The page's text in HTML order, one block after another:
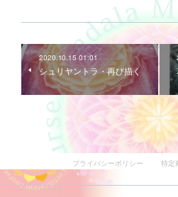
2020.10.15 01:01
シュリヤントラ・再び描く
プライバシーポリシー 特定